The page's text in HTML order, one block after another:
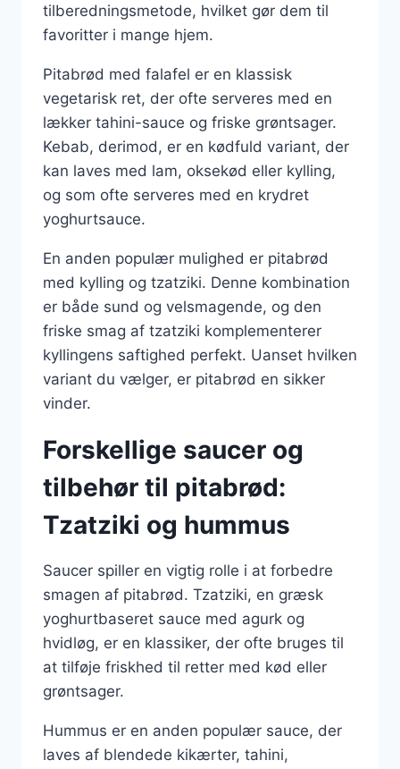
tilberedningsmetode, hvilket gør dem til
favoritter i mange hjem.
Pitabrød med falafel er en klassisk
vegetarisk ret, der ofte serveres med en
lækker tahini-sauce og friske grøntsager.
Kebab, derimod, er en kødfuld variant, der
kan laves med lam, oksekød eller kylling,
og som ofte serveres med en krydret
yoghurtsauce.
En anden populær mulighed er pitabrød
med kylling og tzatziki. Denne kombination
er både sund og velsmagende, og den
friske smag af tzatziki komplementerer
kyllingens saftighed perfekt. Uanset hvilken
variant du vælger, er pitabrød en sikker
vinder.
Forskellige saucer og
tilbehør til pitabrød:
Tzatziki og hummus
Saucer spiller en vigtig rolle i at forbedre
smagen af pitabrød. Tzatziki, en græsk
yoghurtbaseret sauce med agurk og
hvidløg, er en klassiker, der ofte bruges til
at tilføje friskhed til retter med kød eller
grøntsager.
Hummus er en anden populær sauce, der
laves af blendede kikærter, tahini,